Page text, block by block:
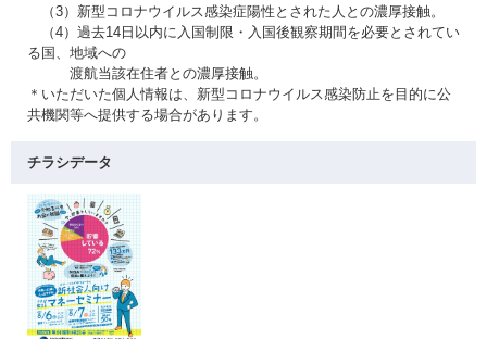
（3）新型コロナウイルス感染症陽性とされた人との濃厚接触。
（4）過去14日以内に入国制限・入国後観察期間を必要とされてい
る国、地域への
渡航当該在住者との濃厚接触。
＊いただいた個人情報は、新型コロナウイルス感染防止を目的に公
共機関等へ提供する場合があります。
チラシデータ